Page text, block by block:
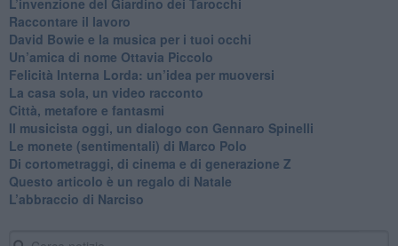
​Raccontare il lavoro
David Bowie e la musica per i tuoi occhi
Un’amica di nome Ottavia Piccolo
​Felicità Interna Lorda: un’idea per muoversi
​La casa sola, un video racconto
​Città, metafore e fantasmi
Il musicista oggi, un dialogo con Gennaro Spinelli
Le monete (sentimentali) di Marco Polo
​Di cortometraggi, di cinema e di generazione Z
​Questo articolo è un regalo di Natale
L’abbraccio di Narciso